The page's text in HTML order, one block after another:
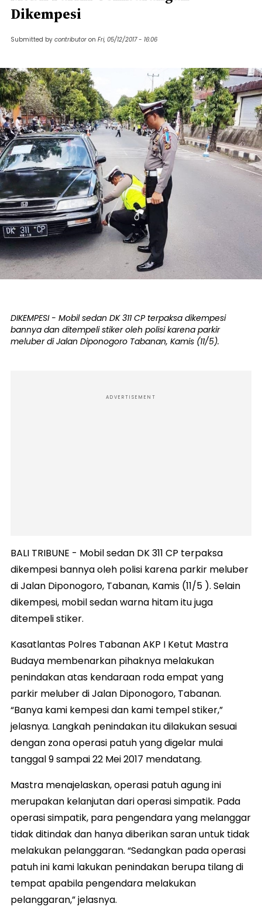
Dikempesi
Submitted by contributor on Fri, 05/12/2017 - 16:06
DIKEMPESI - Mobil sedan DK 311 CP terpaksa dikempesi
bannya dan ditempeli stiker oleh polisi karena parkir
meluber di Jalan Diponogoro Tabanan, Kamis (11/5).
ADVERTISEMENT
BALI TRIBUNE - Mobil sedan DK 311 CP terpaksa
dikempesi bannya oleh polisi karena parkir meluber
di Jalan Diponogoro, Tabanan, Kamis (11/5 ). Selain
dikempesi, mobil sedan warna hitam itu juga
ditempeli stiker.
Kasatlantas Polres Tabanan AKP I Ketut Mastra
Budaya membenarkan pihaknya melakukan
penindakan atas kendaraan roda empat yang
parkir meluber di Jalan Diponogoro, Tabanan.
“Banya kami kempesi dan kami tempel stiker,”
jelasnya. Langkah penindakan itu dilakukan sesuai
dengan zona operasi patuh yang digelar mulai
tanggal 9 sampai 22 Mei 2017 mendatang.
Mastra menajelaskan, operasi patuh agung ini
merupakan kelanjutan dari operasi simpatik. Pada
operasi simpatik, para pengendara yang melanggar
tidak ditindak dan hanya diberikan saran untuk tidak
melakukan pelanggaran. “Sedangkan pada operasi
patuh ini kami lakukan penindakan berupa tilang di
tempat apabila pengendara melakukan
pelanggaran,” jelasnya.